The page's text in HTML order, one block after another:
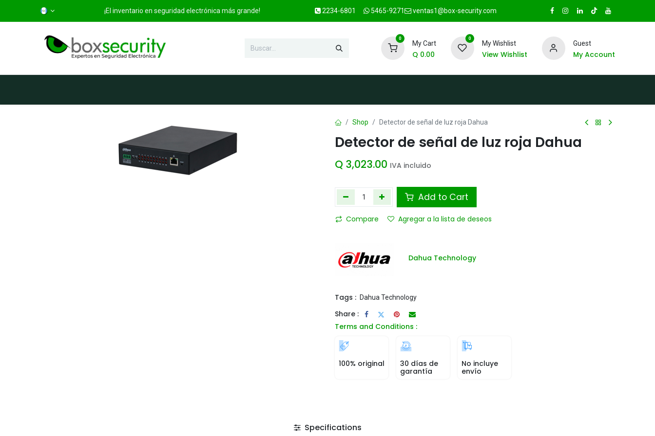
¡El inventario en seguridad electrónica más grande! 2234-6801 5465-9271 ventas1@box-security.com
0
My Cart
Q 0.00
0
My Wishlist
View Wishlist
Guest
My Account
Shop Detector de señal de luz roja Dahua
Detector de señal de luz roja Dahua
Q 3,023.00 IVA incluido
Add to Cart
Compare Agregar a la lista de deseos
Dahua Technology
Tags : Dahua Technology
Share :
Terms and Conditions :
100% original
30 días de
garantía
No incluye
envío
Specifications